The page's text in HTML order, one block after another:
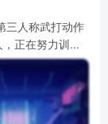
三人称武打动作
正在努力训...